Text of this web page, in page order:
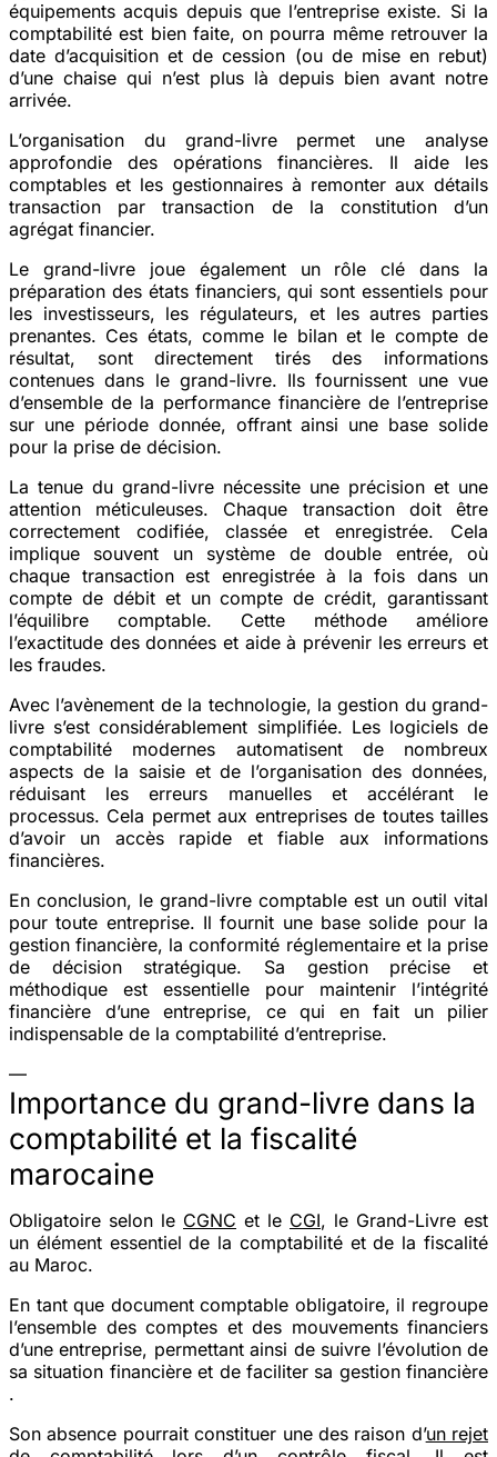
équipements acquis depuis que l’entreprise existe. Si la
comptabilité est bien faite, on pourra même retrouver la
date d’acquisition et de cession (ou de mise en rebut)
d’une chaise qui n’est plus là depuis bien avant notre
arrivée.
L’organisation du grand-livre permet une analyse
approfondie des opérations financières. Il aide les
comptables et les gestionnaires à remonter aux détails
transaction par transaction de la constitution d’un
agrégat financier.
Le grand-livre joue également un rôle clé dans la
préparation des états financiers, qui sont essentiels pour
les investisseurs, les régulateurs, et les autres parties
prenantes. Ces états, comme le bilan et le compte de
résultat, sont directement tirés des informations
contenues dans le grand-livre. Ils fournissent une vue
d’ensemble de la performance financière de l’entreprise
sur une période donnée, offrant ainsi une base solide
pour la prise de décision.
La tenue du grand-livre nécessite une précision et une
attention méticuleuses. Chaque transaction doit être
correctement codifiée, classée et enregistrée. Cela
implique souvent un système de double entrée, où
chaque transaction est enregistrée à la fois dans un
compte de débit et un compte de crédit, garantissant
l’équilibre comptable. Cette méthode améliore
l’exactitude des données et aide à prévenir les erreurs et
les fraudes.
Avec l’avènement de la technologie, la gestion du grand-
livre s’est considérablement simplifiée. Les logiciels de
comptabilité modernes automatisent de nombreux
aspects de la saisie et de l’organisation des données,
réduisant les erreurs manuelles et accélérant le
processus. Cela permet aux entreprises de toutes tailles
d’avoir un accès rapide et fiable aux informations
financières.
En conclusion, le grand-livre comptable est un outil vital
pour toute entreprise. Il fournit une base solide pour la
gestion financière, la conformité réglementaire et la prise
de décision stratégique. Sa gestion précise et
méthodique est essentielle pour maintenir l’intégrité
financière d’une entreprise, ce qui en fait un pilier
indispensable de la comptabilité d’entreprise.
—
Importance du grand-livre dans la
comptabilité et la fiscalité
marocaine
Obligatoire selon le CGNC et le CGI, le Grand-Livre est
un élément essentiel de la comptabilité et de la fiscalité
au Maroc.
En tant que document comptable obligatoire, il regroupe
l’ensemble des comptes et des mouvements financiers
d’une entreprise, permettant ainsi de suivre l’évolution de
sa situation financière et de faciliter sa gestion financière​​
.
Son absence pourrait constituer une des raison d’un rejet